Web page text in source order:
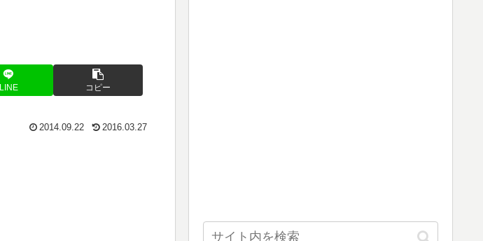
LINE コピー
2014.09.22 2016.03.27